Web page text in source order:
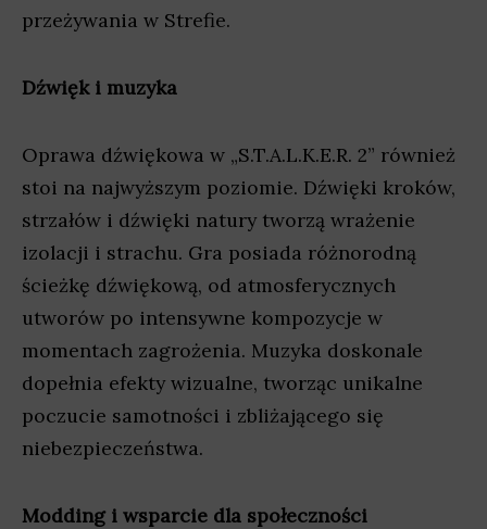
przeżywania w Strefie.
Dźwięk i muzyka
Oprawa dźwiękowa w „S.T.A.L.K.E.R. 2” również
stoi na najwyższym poziomie. Dźwięki kroków,
strzałów i dźwięki natury tworzą wrażenie
izolacji i strachu. Gra posiada różnorodną
ścieżkę dźwiękową, od atmosferycznych
utworów po intensywne kompozycje w
momentach zagrożenia. Muzyka doskonale
dopełnia efekty wizualne, tworząc unikalne
poczucie samotności i zbliżającego się
niebezpieczeństwa.
Modding i wsparcie dla społeczności